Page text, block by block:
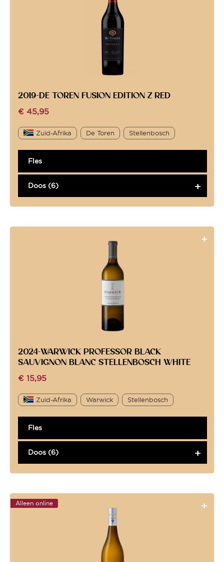
2019-DE TOREN FUSION EDITION Z RED
€ 45,95
Zuid-Afrika De Toren Stellenbosch
Fles
Doos (6)
2024-WARWICK PROFESSOR BLACK
SAUVIGNON BLANC STELLENBOSCH WHITE
€ 15,95
Zuid-Afrika Warwick Stellenbosch
Fles
Doos (6)
Alleen online